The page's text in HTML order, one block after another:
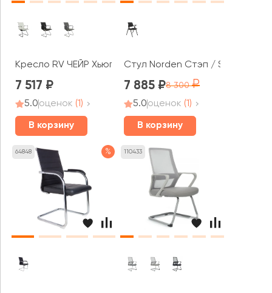
Кресло RV ЧЕЙР Хьюго / Hugo (6002-3)
7 517
5.0оценок (1)
В корзину
Стул Norden Стэп / Step
7 885 8 300
5.0оценок (1)
В корзину
64848 % 110433